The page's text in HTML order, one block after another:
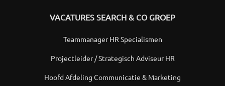
VACATURES SEARCH & CO GROEP
Teammanager HR Specialismen
Projectleider / Strategisch Adviseur HR
Hoofd Afdeling Communicatie & Marketing